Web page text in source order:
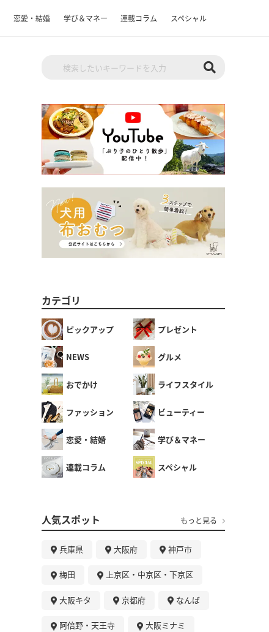
恋愛・結婚 学び＆マネー 連載コラム スペシャル
カテゴリ
ピックアップ プレゼント
NEWS グルメ
おでかけ ライフスタイル
ファッション ビューティー
恋愛・結婚 学び＆マネー
連載コラム スペシャル
人気スポット もっと見る
兵庫県 大阪府 神戸市
梅田 上京区・中京区・下京区
大阪キタ 京都府 なんば
阿倍野・天王寺 大阪ミナミ